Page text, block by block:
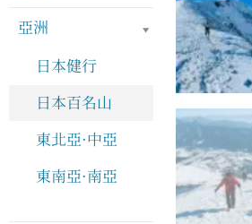
亞洲
日本健行
日本百名山
東北亞·中亞
東南亞·南亞